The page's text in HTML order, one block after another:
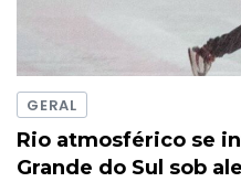
GERAL
Rio atmosférico se
Grande do Sul sob